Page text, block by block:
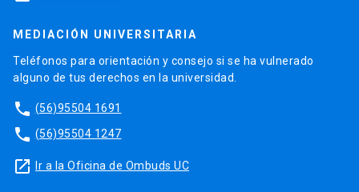
MEDIACIÓN UNIVERSITARIA
Teléfonos para orientación y consejo si se ha vulnerado
alguno de tus derechos en la universidad.
phone (56)95504 1691
phone (56)95504 1247
launch Ir a la Oficina de Ombuds UC